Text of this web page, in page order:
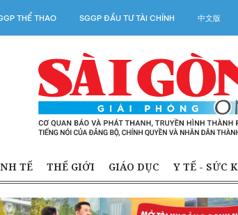
THỂ THAO SGGP ĐẦU TƯ TÀI CHÍNH 中文版
TẾ THẾ GIỚI GIÁO DỤC Y TẾ - SỨC